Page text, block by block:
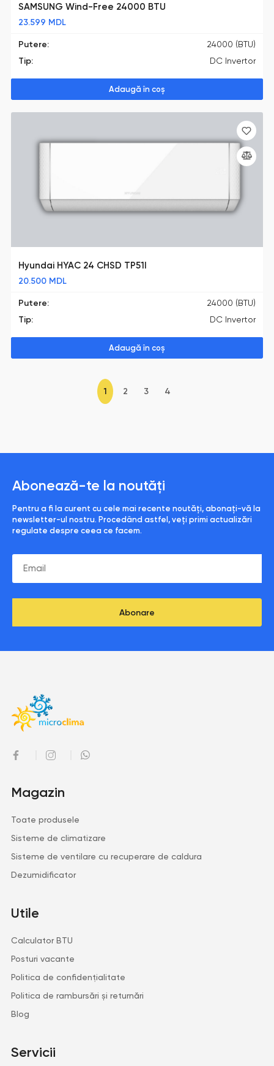
SAMSUNG Wind-Free 24000 BTU
23.599 MDL
Putere:
24000 (BTU)
Tip: DC Invertor
Adaugă în coș
Hyundai HYAC 24 CHSD TP51I
20.500 MDL
Putere:
24000 (BTU)
Tip: DC Invertor
Adaugă în coș
1 2 3 4
Abonează-te la noutăți
Pentru a fi la curent cu cele mai recente noutăți, abonați-vă la
newsletter-ul nostru. Procedând astfel, veți primi actualizări
regulate despre ceea ce facem.
Abonare
Magazin
Toate produsele
Sisteme de climatizare
Sisteme de ventilare cu recuperare de caldura
Dezumidificator
Utile
Calculator BTU
Posturi vacante
Politica de confidențialitate
Politica de rambursări și returnări
Blog
Servicii